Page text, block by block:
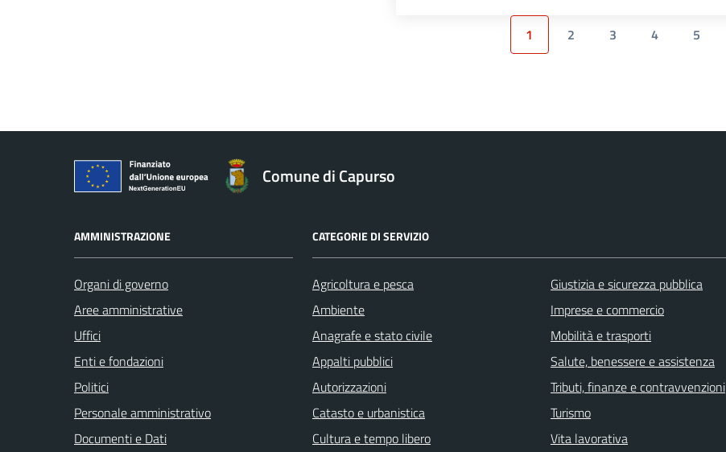
1 2 3 4 5
Comune di Capurso
AMMINISTRAZIONE
Organi di governo
Aree amministrative
Uffici
Enti e fondazioni
Politici
Personale amministrativo
Documenti e Dati
CATEGORIE DI SERVIZIO
Agricoltura e pesca
Ambiente
Anagrafe e stato civile
Appalti pubblici
Autorizzazioni
Catasto e urbanistica
Cultura e tempo libero
Giustizia e sicurezza pubblica
Imprese e commercio
Mobilità e trasporti
Salute, benessere e assistenza
Tributi, finanze e contravvenzioni
Turismo
Vita lavorativa